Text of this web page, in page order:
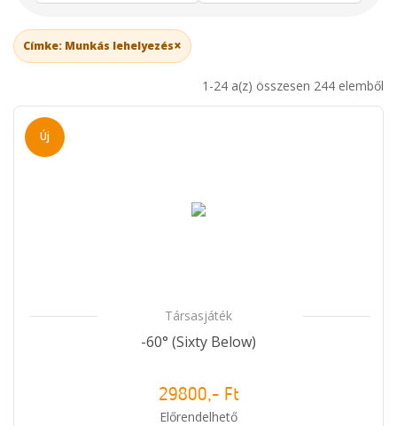
Címke: Munkás lehelyezés×
1-24 a(z) összesen 244 elemből
Új
Társasjáték
-60° (Sixty Below)
29800,- Ft
Előrendelhető